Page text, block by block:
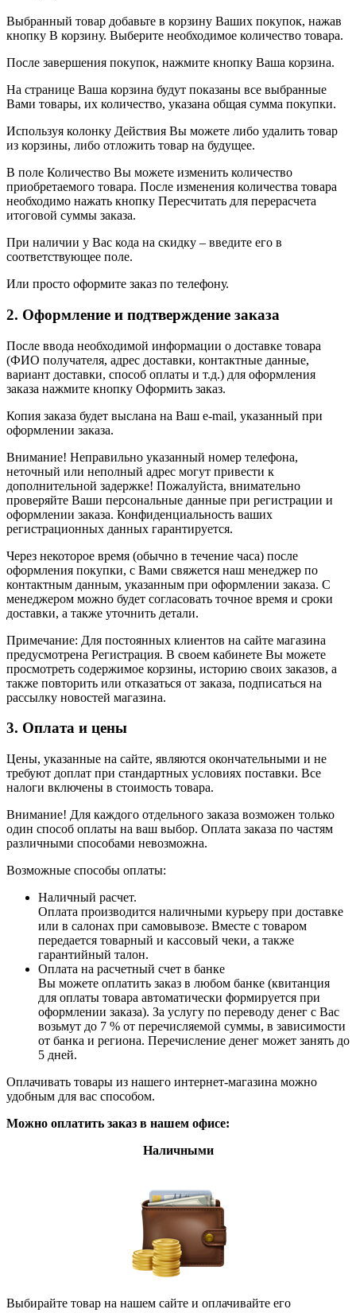
Выбранный товар добавьте в корзину Ваших покупок, нажав
кнопку В корзину. Выберите необходимое количество товара.
После завершения покупок, нажмите кнопку Ваша корзина.
На странице Ваша корзина будут показаны все выбранные
Вами товары, их количество, указана общая сумма покупки.
Используя колонку Действия Вы можете либо удалить товар
из корзины, либо отложить товар на будущее.
В поле Количество Вы можете изменить количество
приобретаемого товара. После изменения количества товара
необходимо нажать кнопку Пересчитать для перерасчета
итоговой суммы заказа.
При наличии у Вас кода на скидку – введите его в
соответствующее поле.
Или просто оформите заказ по телефону.
2. Оформление и подтверждение заказа
После ввода необходимой информации о доставке товара
(ФИО получателя, адрес доставки, контактные данные,
вариант доставки, способ оплаты и т.д.) для оформления
заказа нажмите кнопку Оформить заказ.
Копия заказа будет выслана на Ваш e-mail, указанный при
оформлении заказа.
Внимание! Неправильно указанный номер телефона,
неточный или неполный адрес могут привести к
дополнительной задержке! Пожалуйста, внимательно
проверяйте Ваши персональные данные при регистрации и
оформлении заказа. Конфиденциальность ваших
регистрационных данных гарантируется.
Через некоторое время (обычно в течение часа) после
оформления покупки, с Вами свяжется наш менеджер по
контактным данным, указанным при оформлении заказа. С
менеджером можно будет согласовать точное время и сроки
доставки, а также уточнить детали.
Примечание: Для постоянных клиентов на сайте магазина
предусмотрена Регистрация. В своем кабинете Вы можете
просмотреть содержимое корзины, историю своих заказов, а
также повторить или отказаться от заказа, подписаться на
рассылку новостей магазина.
3. Оплата и цены
Цены, указанные на сайте, являются окончательными и не
требуют доплат при стандартных условиях поставки. Все
налоги включены в стоимость товара.
Внимание! Для каждого отдельного заказа возможен только
один способ оплаты на ваш выбор. Оплата заказа по частям
различными способами невозможна.
Возможные способы оплаты:
Наличный расчет.
Оплата производится наличными курьеру при доставке
или в салонах при самовывозе. Вместе с товаром
передается товарный и кассовый чеки, а также
гарантийный талон.
Оплата на расчетный счет в банке
Вы можете оплатить заказ в любом банке (квитанция
для оплаты товара автоматически формируется при
оформлении заказа). За услугу по переводу денег с Вас
возьмут до 7 % от перечисляемой суммы, в зависимости
от банка и региона. Перечисление денег может занять до
5 дней.
Оплачивать товары из нашего интернет-магазина можно
удобным для вас способом.
Можно оплатить заказ в нашем офисе:
Наличными
Выбирайте товар на нашем сайте и оплачивайте его